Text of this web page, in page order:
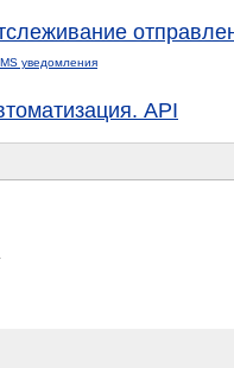
уведомления
API